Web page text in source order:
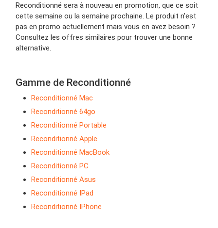
Reconditionné sera à nouveau en promotion, que ce soit
cette semaine ou la semaine prochaine. Le produit n’est
pas en promo actuellement mais vous en avez besoin ?
Consultez les offres similaires pour trouver une bonne
alternative.
Gamme de Reconditionné
Reconditionné Mac
Reconditionné 64go
Reconditionné Portable
Reconditionné Apple
Reconditionné MacBook
Reconditionné PC
Reconditionné Asus
Reconditionné IPad
Reconditionné IPhone